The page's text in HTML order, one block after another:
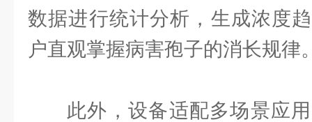
数据进行统计分析，生成浓度
户直观掌握病害孢子的消长规律
此外，设备适配多场景应